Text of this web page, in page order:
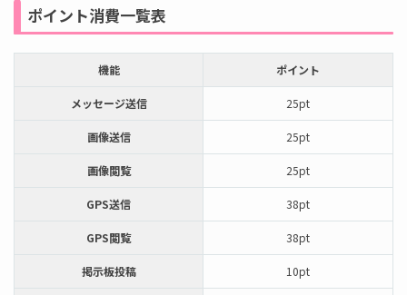
ポイント消費一覧表
機能 ポイント
メッセージ送信 25pt
画像送信 25pt
画像閲覧 25pt
GPS送信 38pt
GPS閲覧 38pt
掲示板投稿 10pt